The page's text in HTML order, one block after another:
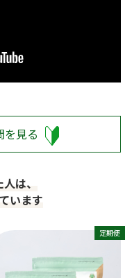
を見る
は、
います
定期便